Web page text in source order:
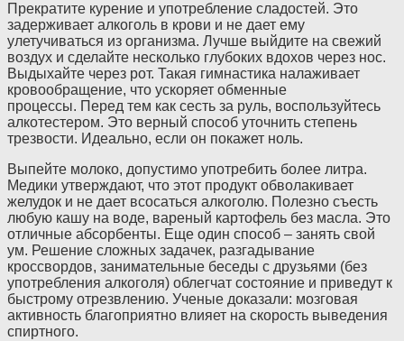
Прекратите курение и употребление сладостей. Это
задерживает алкоголь в крови и не дает ему
улетучиваться из организма. Лучше выйдите на свежий
воздух и сделайте несколько глубоких вдохов через нос.
Выдыхайте через рот. Такая гимнастика налаживает
кровообращение, что ускоряет обменные
процессы. Перед тем как сесть за руль, воспользуйтесь
алкотестером. Это верный способ уточнить степень
трезвости. Идеально, если он покажет ноль.
Выпейте молоко, допустимо употребить более литра.
Медики утверждают, что этот продукт обволакивает
желудок и не дает всосаться алкоголю. Полезно съесть
любую кашу на воде, вареный картофель без масла. Это
отличные абсорбенты. Еще один способ – занять свой
ум. Решение сложных задачек, разгадывание
кроссвордов, занимательные беседы с друзьями (без
употребления алкоголя) облегчат состояние и приведут к
быстрому отрезвлению. Ученые доказали: мозговая
активность благоприятно влияет на скорость выведения
спиртного.